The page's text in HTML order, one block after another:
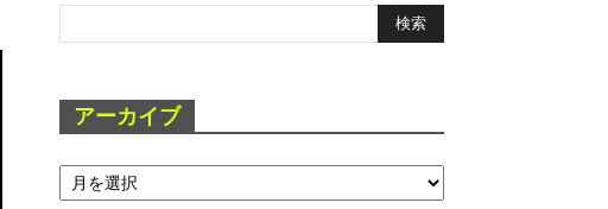
アーカイブ
ア
ー